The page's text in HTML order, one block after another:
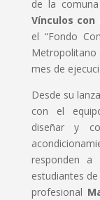
de la
Vínculos con
el “Fondo
mes de
Desde su
con el
diseñar y
responden
estudiantes
profesional